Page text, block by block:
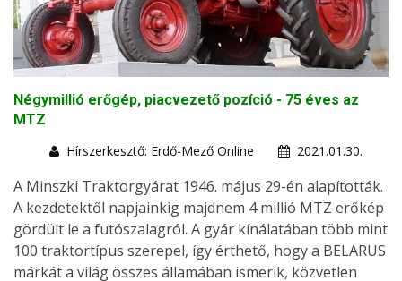
Négymillió erőgép, piacvezető pozíció - 75 éves az
MTZ
Hírszerkesztő: Erdő-Mező Online
2021.01.30.
A Minszki Traktorgyárat 1946. május 29-én alapították.
A kezdetektől napjainkig majdnem 4 millió MTZ erőkép
gördült le a futószalagról. A gyár kínálatában több mint
100 traktortípus szerepel, így érthető, hogy a BELARUS
márkát a világ összes államában ismerik, közvetlen